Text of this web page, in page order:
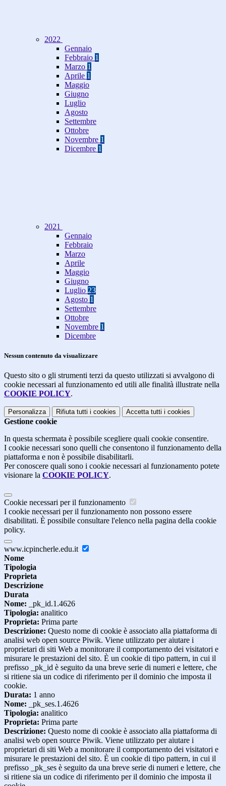
2022
Gennaio
Febbraio 1
Marzo 1
Aprile 1
Maggio
Giugno
Luglio
Agosto
Settembre
Ottobre
Novembre 1
Dicembre 1
2021
Gennaio
Febbraio
Marzo
Aprile
Maggio
Giugno
Luglio 23
Agosto 1
Settembre
Ottobre
Novembre 1
Dicembre
Nessun contenuto da visualizzare
Questo sito o gli strumenti terzi da questo utilizzati si avvalgono di
cookie necessari al funzionamento ed utili alle finalità illustrate nella
COOKIE POLICY.
Personalizza Rifiuta tutti i cookies Accetta tutti i cookies
Gestione cookie
In questa schermata è possibile scegliere quali cookie consentire.
I cookie necessari sono quelli che consentono il funzionamento della
piattaforma e non è possibile disabilitarli.
Per conoscere quali sono i cookie necessari al funzionamento potete
visionare la COOKIE POLICY.
Cookie necessari per il funzionamento
I cookie necessari per il funzionamento non possono essere
disabilitati. È possibile consultare l'elenco nella pagina della cookie
policy.
www.icpincherle.edu.it
Nome
Tipologia
Proprieta
Descrizione
Durata
Nome: _pk_id.1.4626
Tipologia: analitico
Proprieta: Prima parte
Descrizione: Questo nome di cookie è associato alla piattaforma di
analisi web open source Piwik. Viene utilizzato per aiutare i
proprietari di siti Web a monitorare il comportamento dei visitatori e
misurare le prestazioni del sito. È un cookie di tipo pattern, in cui il
prefisso _pk_id è seguito da una breve serie di numeri e lettere, che
si ritiene sia un codice di riferimento per il dominio che imposta il
cookie.
Durata: 1 anno
Nome: _pk_ses.1.4626
Tipologia: analitico
Proprieta: Prima parte
Descrizione: Questo nome di cookie è associato alla piattaforma di
analisi web open source Piwik. Viene utilizzato per aiutare i
proprietari di siti Web a monitorare il comportamento dei visitatori e
misurare le prestazioni del sito. È un cookie di tipo pattern, in cui il
prefisso _pk_ses è seguito da una breve serie di numeri e lettere, che
si ritiene sia un codice di riferimento per il dominio che imposta il